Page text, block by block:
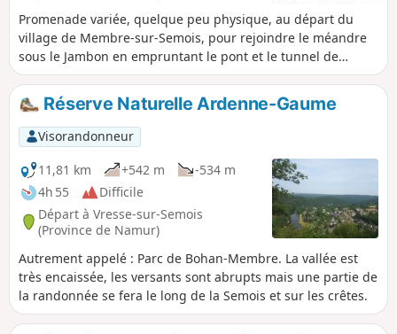
Promenade variée, quelque peu physique, au départ du
village de Membre-sur-Semois, pour rejoindre le méandre
sous le Jambon en empruntant le pont et le tunnel de
l'ancien vicinal. Le parcours va rechercher la passerelle au
fond du méandre et revient sur Bohan par le versant de la
Semois. Depuis Bohan, le retour se fait pas la crête
(passage par le lieu-dit les 8 Semois) avant de replonger sur
Membre. Possibilités de prendre des raccourcis en cours de
promenade.
Réserve Naturelle Ardenne-Gaume
Visorandonneur
11,81 km
+542 m
-534 m
4h 55
Difficile
Départ à Vresse-sur-Semois
(Province de Namur)
Autrement appelé : Parc de Bohan-Membre. La vallée est
très encaissée, les versants sont abrupts mais une partie de
la randonnée se fera le long de la Semois et sur les crêtes.